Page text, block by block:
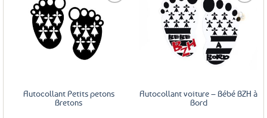
Ajouter
Autocollant Petits petons
Bretons
Ajouter
aux
favoris
Autocollant voiture – Bébé BZH à
Bord